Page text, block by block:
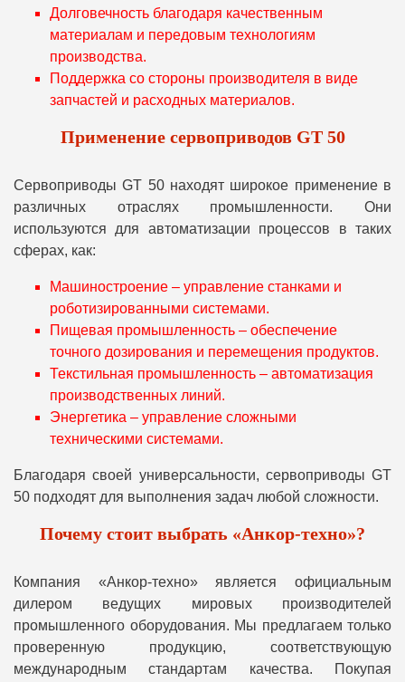
Долговечность благодаря качественным
материалам и передовым технологиям
производства.
Поддержка со стороны производителя в виде
запчастей и расходных материалов.
Применение сервоприводов GT 50
Сервоприводы GT 50 находят широкое применение в
различных отраслях промышленности. Они
используются для автоматизации процессов в таких
сферах, как:
Машиностроение – управление станками и
роботизированными системами.
Пищевая промышленность – обеспечение
точного дозирования и перемещения продуктов.
Текстильная промышленность – автоматизация
производственных линий.
Энергетика – управление сложными
техническими системами.
Благодаря своей универсальности, сервоприводы GT
50 подходят для выполнения задач любой сложности.
Почему стоит выбрать «Анкор-техно»?
Компания «Анкор-техно» является официальным
дилером ведущих мировых производителей
промышленного оборудования. Мы предлагаем только
проверенную продукцию, соответствующую
международным стандартам качества. Покупая